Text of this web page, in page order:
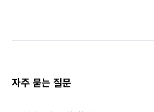
자주 묻는 질문